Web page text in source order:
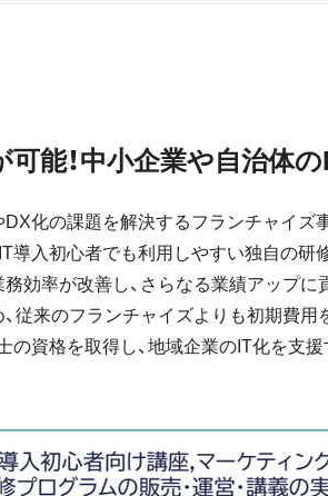
能！中小企業や自治体
DX化の課題を解決するフランチャイズ
導入初心者でも利用しやすい独自の研
効率が改善し、さらなる業績アップに
従来のフランチャイズよりも初期費用
資格を取得し、地域企業のIT化を支